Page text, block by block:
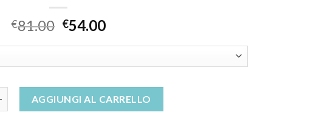
€81.00 €54.00
AGGIUNGI AL CARRELLO